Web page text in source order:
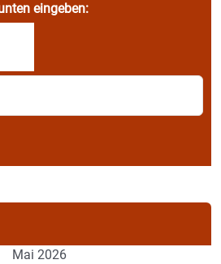
eingeben:
Mai 2026